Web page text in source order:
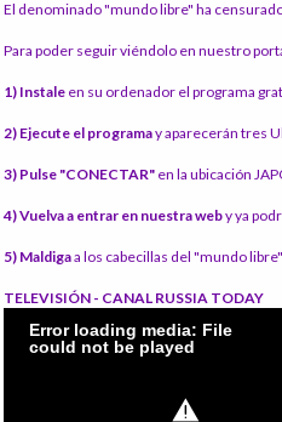
El denominado "mundo libre" ha
Para poder seguir viéndolo en nuestro
1) Instale en su ordenador el programa
2) Ejecute el programay aparecerán tres
3) Pulse "CONECTAR" en la ubicación
4) Vuelva a entrar en nuestra weby ya
5) Maldigaa los cabecillas del "mundo
TELEVISIÓN - CANAL RUSSIA TODAY